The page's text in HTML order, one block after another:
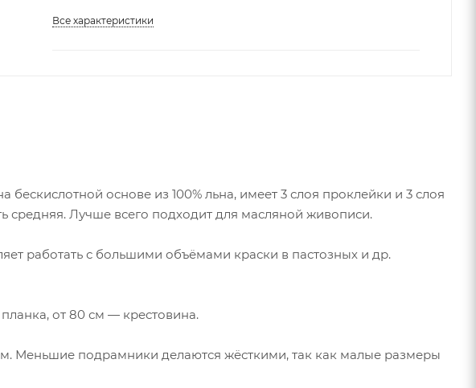
Все характеристики
основе из 100% льна, имеет 3 слоя проклейки и 3 слоя
средняя. Лучше всего подходит для масляной живописи.
работать с большими объёмами краски в пастозных и др.
от 80 см — крестовина.
Меньшие подрамники делаются жёсткими, так как малые размеры